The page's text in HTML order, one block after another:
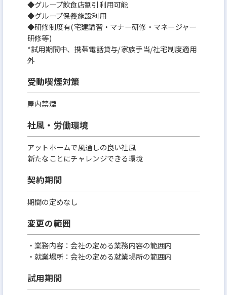
◆グループ飲食店割引利用可能
◆グループ保養施設利用
◆研修制度有(宅建講習・マナー研修・マネージャー
研修等)
*試用期間中、携帯電話貸与/家族手当/社宅制度適用
外
受動喫煙対策
屋内禁煙
社風・労働環境
アットホームで風通しの良い社風
新たなことにチャレンジできる環境
契約期間
期間の定めなし
変更の範囲
・業務内容：会社の定める業務内容の範囲内
・就業場所：会社の定める就業場所の範囲内
試用期間